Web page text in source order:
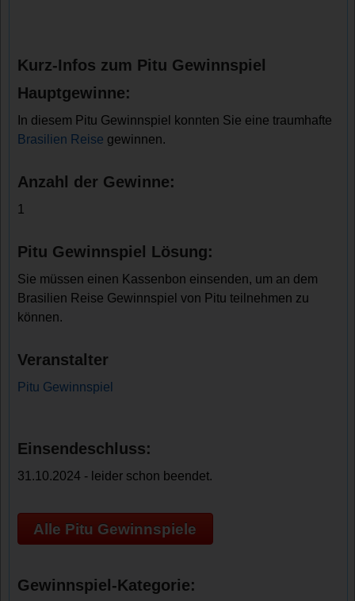
Kurz-Infos zum Pitu Gewinnspiel
Hauptgewinne:
In diesem Pitu Gewinnspiel konnten Sie eine traumhafte
Brasilien Reise gewinnen.
Anzahl der Gewinne:
1
Pitu Gewinnspiel Lösung:
Sie müssen einen Kassenbon einsenden, um an dem
Brasilien Reise Gewinnspiel von Pitu teilnehmen zu
können.
Veranstalter
Pitu Gewinnspiel
Einsendeschluss:
31.10.2024 - leider schon beendet.
Alle Pitu Gewinnspiele
Gewinnspiel-Kategorie: